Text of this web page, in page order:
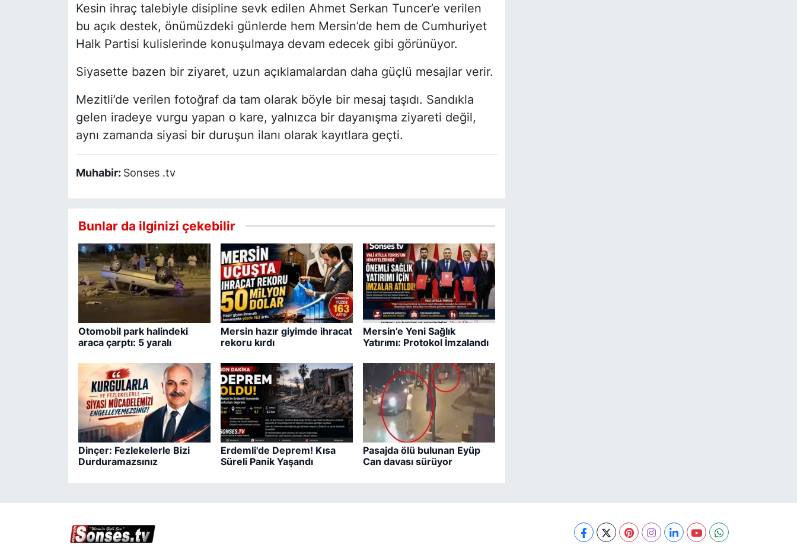
Kesin ihraç talebiyle disipline sevk edilen Ahmet Serkan Tuncer’e verilen
bu açık destek, önümüzdeki günlerde hem Mersin’de hem de Cumhuriyet
Halk Partisi kulislerinde konuşulmaya devam edecek gibi görünüyor.
Siyasette bazen bir ziyaret, uzun açıklamalardan daha güçlü mesajlar verir.
Mezitli’de verilen fotoğraf da tam olarak böyle bir mesaj taşıdı. Sandıkla
gelen iradeye vurgu yapan o kare, yalnızca bir dayanışma ziyareti değil,
aynı zamanda siyasi bir duruşun ilanı olarak kayıtlara geçti.
Muhabir: Sonses .tv
Bunlar da ilginizi çekebilir
Otomobil park halindeki
araca çarptı: 5 yaralı
Mersin hazır giyimde ihracat
rekoru kırdı
Mersin’e Yeni Sağlık
Yatırımı: Protokol İmzalandı
Dinçer: Fezlekelerle Bizi
Durduramazsınız
Erdemli'de Deprem! Kısa
Süreli Panik Yaşandı
Pasajda ölü bulunan Eyüp
Can davası sürüyor